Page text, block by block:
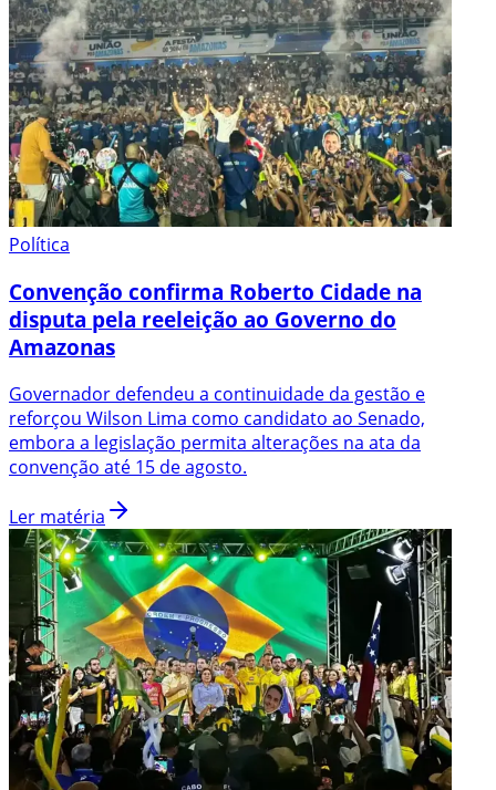
Política
Convenção confirma Roberto Cidade na
disputa pela reeleição ao Governo do
Amazonas
Governador defendeu a continuidade da gestão e
reforçou Wilson Lima como candidato ao Senado,
embora a legislação permita alterações na ata da
convenção até 15 de agosto.
Ler matéria